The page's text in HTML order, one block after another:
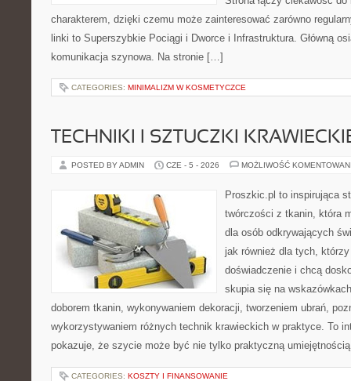
charakterem, dzięki czemu może zainteresować zarówno
linki to Superszybkie Pociągi i Dworce i Infrastruktura. Główną
komunikacja szynowa. Na stronie […]
CATEGORIES: MINIMALIZM W KOSMETYCZCE
TECHNIKI I SZTUCZKI
POSTED BY ADMIN CZE - 5 - 2026 MOŻLIWOŚĆ
Proszkic.pl to inspirująca
twórczości z tkanin, która
dla osób odkrywających
jak również dla tych,
doświadczenie i chcą
skupia się na
doborem tkanin, wykonywaniem dekoracji, tworzeniem ubrań,
wykorzystywaniem różnych technik krawieckich w praktyce. To
pokazuje, że szycie może być nie tylko praktyczną
CATEGORIES: KOSZTY I FINANSOWANIE